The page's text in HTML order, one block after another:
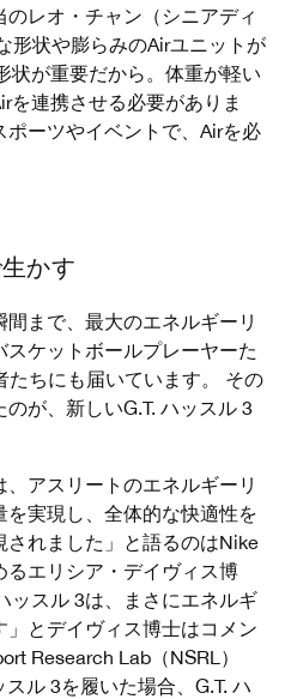
レオ・チャン（シニアディ
形状や膨らみのAirユニットが
状が重要だから。体重が軽い
を連携させる必要がありま
ーツやイベントで、Airを必
かす
まで、最大のエネルギーリ
ケットボールプレーヤーた
たちにも届いています。 その
が、新しいG.T. ハッスル 3
、アスリートのエネルギーリ
を実現し、全体的な快適性を
されました」と語るのはNike
エリシア・デイヴィス博
ッスル 3は、まさにエネルギ
とデイヴィス博士はコメン
Research Lab（NSRL）
ル 3を履いた場合、G.T. ハ